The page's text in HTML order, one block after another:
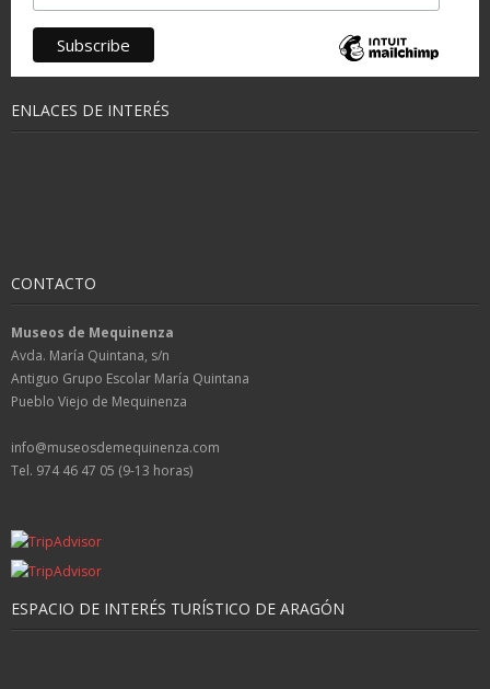
ENLACES DE INTERÉS
CONTACTO
Museos de Mequinenza
Avda. María Quintana, s/n
Antiguo Grupo Escolar María Quintana
Pueblo Viejo de Mequinenza
info@museosdemequinenza.com
Tel. 974 46 47 05 (9-13 horas)
ESPACIO DE INTERÉS TURÍSTICO DE ARAGÓN